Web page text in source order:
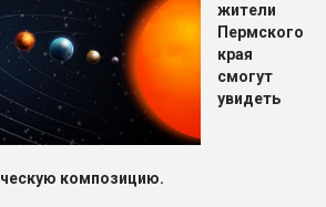
жители
Пермского
края
смогут
увидеть
композицию.